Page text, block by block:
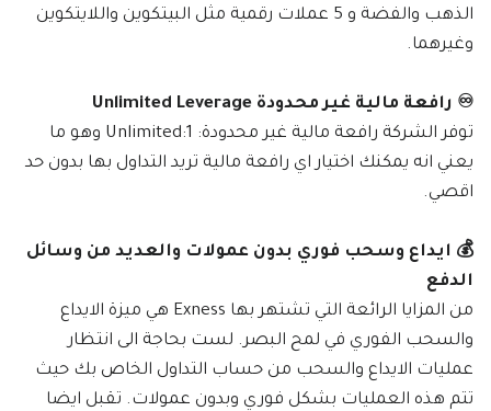
الذهب والفضة و 5 عملات رقمية مثل البيتكوين واللايتكوين
وغيرهما.
♾ رافعة مالية غير محدودة Unlimited Leverage
توفر الشركة رافعة مالية غير محدودة: 1:Unlimited وهو ما
يعني انه يمكنك اختيار اي رافعة مالية تريد التداول بها بدون حد
اقصي.
💰 ايداع وسحب فوري بدون عمولات والعديد من وسائل
الدفع
من المزايا الرائعة التي تشتهر بها Exness هي ميزة الايداع
والسحب الفوري في لمح البصر. لست بحاجة الى انتظار
عمليات الايداع والسحب من حساب التداول الخاص بك حيث
تتم هذه العمليات بشكل فوري وبدون عمولات. تقبل ايضا